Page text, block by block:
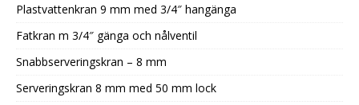
Plastvattenkran 9 mm med 3/4″ hangänga
Fatkran m 3/4″ gänga och nålventil
Snabbserveringskran – 8 mm
Serveringskran 8 mm med 50 mm lock